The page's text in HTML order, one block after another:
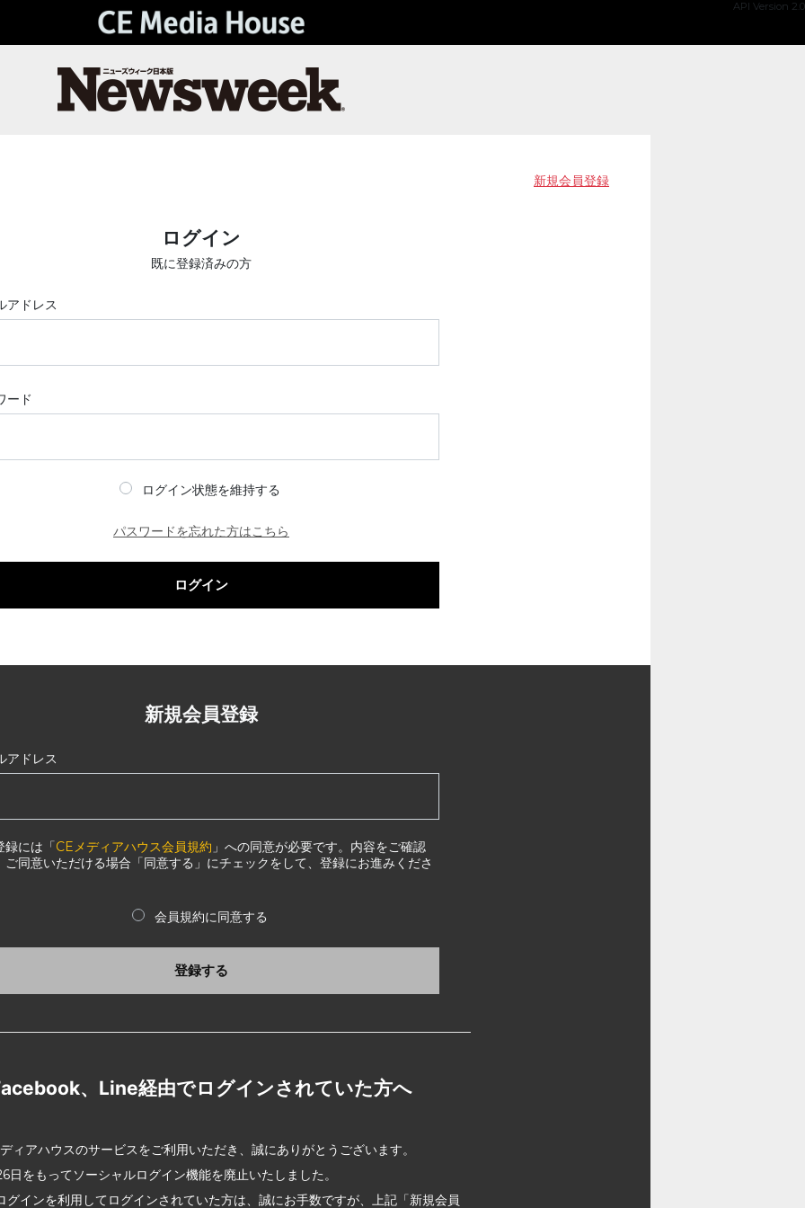
API Version 2.0
新規会員登録
ログイン
既に登録済みの方
アドレス
ード
ログイン状態を維持する
パスワードを忘れた方はこちら
ログイン
新規会員登録
アドレス
録には「CEメディアハウス会員規約 」への同意が必要です。内容をご確認
ご同意いただける場合「同意する」にチェックをして、登録にお進みくださ
会員規約に同意する
登録する
、Line経由でログインされていた方へ
ィアハウスのサービスをご利用いただき、誠にありがとうございます。
日をもってソーシャルログイン機能を廃止いたしました。
グインを利用してログインされていた方は、誠にお手数ですが、上記「新規会員